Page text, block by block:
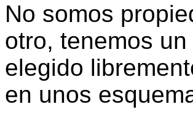
No somos
otro, tenemos
elegido
en unos